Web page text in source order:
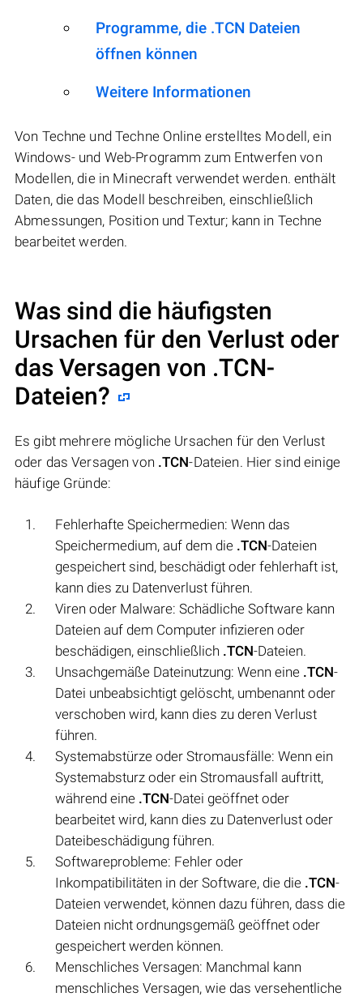
Programme, die .TCN Dateien
öffnen können
Weitere Informationen
Von Techne und Techne Online erstelltes Modell, ein
Windows- und Web-Programm zum Entwerfen von
Modellen, die in Minecraft verwendet werden. enthält
Daten, die das Modell beschreiben, einschließlich
Abmessungen, Position und Textur; kann in Techne
bearbeitet werden.
Was sind die häufigsten
Ursachen für den Verlust oder
das Versagen von .TCN-
Dateien?
Es gibt mehrere mögliche Ursachen für den Verlust
oder das Versagen von .TCN-Dateien. Hier sind einige
häufige Gründe:
Fehlerhafte Speichermedien: Wenn das
Speichermedium, auf dem die .TCN-Dateien
gespeichert sind, beschädigt oder fehlerhaft ist,
kann dies zu Datenverlust führen.
Viren oder Malware: Schädliche Software kann
Dateien auf dem Computer infizieren oder
beschädigen, einschließlich .TCN-Dateien.
Unsachgemäße Dateinutzung: Wenn eine .TCN-
Datei unbeabsichtigt gelöscht, umbenannt oder
verschoben wird, kann dies zu deren Verlust
führen.
Systemabstürze oder Stromausfälle: Wenn ein
Systemabsturz oder ein Stromausfall auftritt,
während eine .TCN-Datei geöffnet oder
bearbeitet wird, kann dies zu Datenverlust oder
Dateibeschädigung führen.
Softwareprobleme: Fehler oder
Inkompatibilitäten in der Software, die die .TCN-
Dateien verwendet, können dazu führen, dass die
Dateien nicht ordnungsgemäß geöffnet oder
gespeichert werden können.
Menschliches Versagen: Manchmal kann
menschliches Versagen, wie das versehentliche